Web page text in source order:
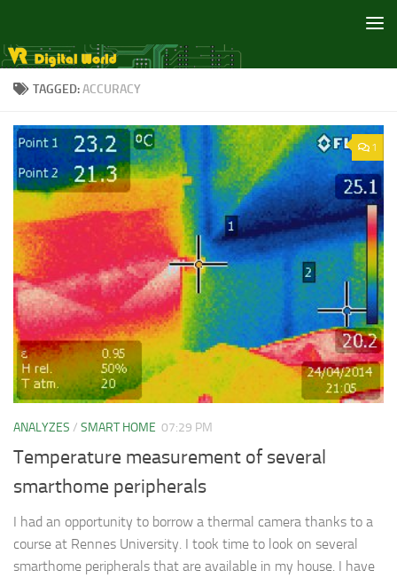
TAGGED:ACCURACY
1
ANALYZES / SMART HOME 07:29 PM
Temperature measurement of several
smarthome peripherals
I had an opportunity to borrow a thermal camera thanks to a
course at Rennes University. I took time to look on several
smarthome peripherals that are available in my house. I have